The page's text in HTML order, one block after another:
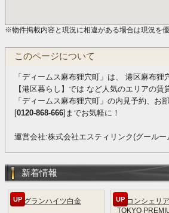
※物件掲載内容と現況に相違がある場合は現況を優
このページについて
「ディームス麻布狸穴町」は、 港区麻布狸
【港区暮らし】では など人気のエリアの
「ディームス麻布狸穴町」の内見予約、お
[0120-868-666]までお気軽に！
運営会社:株式会社エスティリンク(グールー
新着情報
UP UP